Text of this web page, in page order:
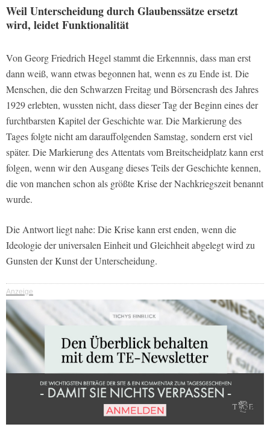
Weil Unterscheidung durch Glaubenssätze ersetzt
wird, leidet Funktionalität
Von Georg Friedrich Hegel stammt die Erkennnis, dass man erst
dann weiß, wann etwas begonnen hat, wenn es zu Ende ist. Die
Menschen, die den Schwarzen Freitag und Börsencrash des Jahres
1929 erlebten, wussten nicht, dass dieser Tag der Beginn eines der
furchtbarsten Kapitel der Geschichte war. Die Markierung des
Tages folgte nicht am darauffolgenden Samstag, sondern erst viel
später. Die Markierung des Attentats vom Breitscheidplatz kann erst
folgen, wenn wir den Ausgang dieses Teils der Geschichte kennen,
die von manchen schon als größte Krise der Nachkriegszeit benannt
wurde.
Die Antwort liegt nahe: Die Krise kann erst enden, wenn die
Ideologie der universalen Einheit und Gleichheit abgelegt wird zu
Gunsten der Kunst der Unterscheidung.
Anzeige